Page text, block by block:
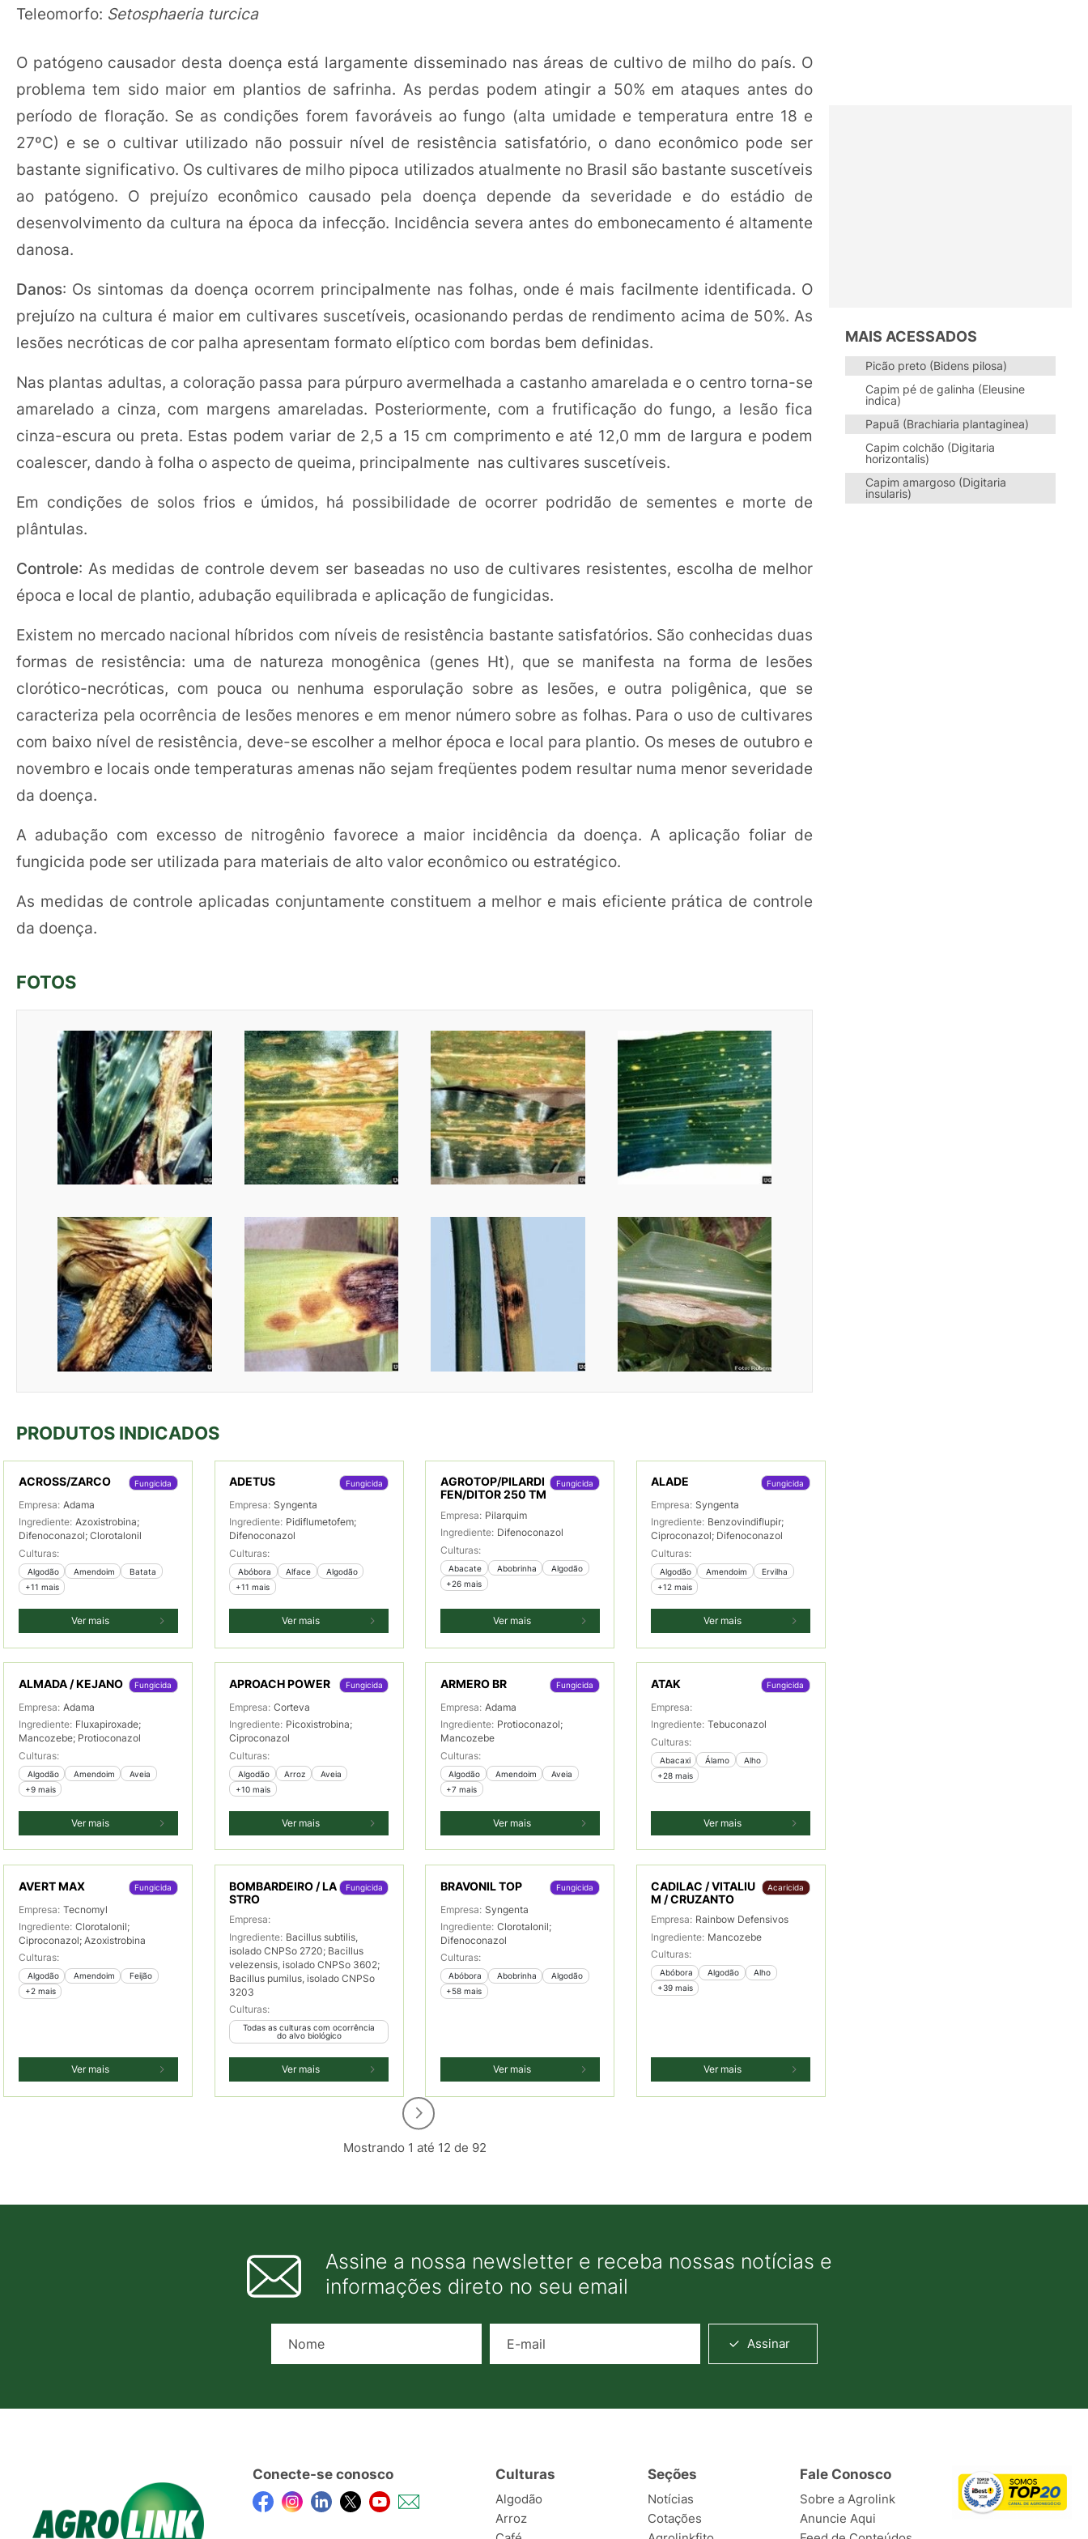
Teleomorfo: Setosphaeria turcica
O patógeno causador desta doença está largamente disseminado nas áreas de cultivo de milho do país. O
problema tem sido maior em plantios de safrinha. As perdas podem atingir a 50% em ataques antes do
período de floração. Se as condições forem favoráveis ao fungo (alta umidade e temperatura entre 18 e
27ºC) e se o cultivar utilizado não possuir nível de resistência satisfatório, o dano econômico pode ser
bastante significativo. Os cultivares de milho pipoca utilizados atualmente no Brasil são bastante suscetíveis
ao patógeno. O prejuízo econômico causado pela doença depende da severidade e do estádio de
desenvolvimento da cultura na época da infecção. Incidência severa antes do embonecamento é altamente
danosa.
Danos: Os sintomas da doença ocorrem principalmente nas folhas, onde é mais facilmente identificada. O
prejuízo na cultura é maior em cultivares suscetíveis, ocasionando perdas de rendimento acima de 50%. As
lesões necróticas de cor palha apresentam formato elíptico com bordas bem definidas.
Nas plantas adultas, a coloração passa para púrpuro avermelhada a castanho amarelada e o centro torna-se
amarelado a cinza, com margens amareladas. Posteriormente, com a frutificação do fungo, a lesão fica
cinza-escura ou preta. Estas podem variar de 2,5 a 15 cm comprimento e até 12,0 mm de largura e podem
coalescer, dando à folha o aspecto de queima, principalmente nas cultivares suscetíveis.
Em condições de solos frios e úmidos, há possibilidade de ocorrer podridão de sementes e morte de
plântulas.
Controle: As medidas de controle devem ser baseadas no uso de cultivares resistentes, escolha de melhor
época e local de plantio, adubação equilibrada e aplicação de fungicidas.
Existem no mercado nacional híbridos com níveis de resistência bastante satisfatórios. São conhecidas duas
formas de resistência: uma de natureza monogênica (genes Ht), que se manifesta na forma de lesões
clorótico-necróticas, com pouca ou nenhuma esporulação sobre as lesões, e outra poligênica, que se
caracteriza pela ocorrência de lesões menores e em menor número sobre as folhas. Para o uso de cultivares
com baixo nível de resistência, deve-se escolher a melhor época e local para plantio. Os meses de outubro e
novembro e locais onde temperaturas amenas não sejam freqüentes podem resultar numa menor severidade
da doença.
A adubação com excesso de nitrogênio favorece a maior incidência da doença. A aplicação foliar de
fungicida pode ser utilizada para materiais de alto valor econômico ou estratégico.
As medidas de controle aplicadas conjuntamente constituem a melhor e mais eficiente prática de controle
da doença.
FOTOS
PRODUTOS INDICADOS
ACROSS/ZARCO Fungicida
Empresa: Adama
Ingrediente: Azoxistrobina;
Difenoconazol; Clorotalonil
Culturas:
Algodão Amendoim
Batata
+11 mais
Ver mais
ADETUS Fungicida
Empresa: Syngenta
Ingrediente: Pidiflumetofem;
Difenoconazol
Culturas:
Abóbora Alface
Algodão
+11 mais
Ver mais
AGROTOP/PILARDI
FEN/DITOR 250 TM
Fungicida
Empresa: Pilarquim
Ingrediente: Difenoconazol
Culturas:
Abacate Abobrinha
Algodão
+26 mais
Ver mais
ALADE Fungicida
Empresa: Syngenta
Ingrediente: Benzovindiflupir;
Ciproconazol; Difenoconazol
Culturas:
Algodão Amendoim
Ervilha
+12 mais
Ver mais
ALMADA / KEJANO Fungicida
Empresa: Adama
Ingrediente: Fluxapiroxade;
Mancozebe; Protioconazol
Culturas:
Algodão Amendoim
Aveia
+9 mais
Ver mais
APROACH POWER Fungicida
Empresa: Corteva
Ingrediente: Picoxistrobina;
Ciproconazol
Culturas:
Algodão Arroz
Aveia
+10 mais
Ver mais
ARMERO BR Fungicida
Empresa: Adama
Ingrediente: Protioconazol;
Mancozebe
Culturas:
Algodão Amendoim
Aveia
+7 mais
Ver mais
ATAK Fungicida
Empresa:
Ingrediente: Tebuconazol
Culturas:
Abacaxi Álamo
Alho
+28 mais
Ver mais
AVERT MAX Fungicida
Empresa: Tecnomyl
Ingrediente: Clorotalonil;
Ciproconazol; Azoxistrobina
Culturas:
Algodão Amendoim
Feijão
+2 mais
Ver mais
BOMBARDEIRO / LA
STRO
Fungicida
Empresa:
Ingrediente: Bacillus subtilis,
isolado CNPSo 2720; Bacillus
velezensis, isolado CNPSo 3602;
Bacillus pumilus, isolado CNPSo
3203
Culturas:
Todas as culturas com ocorrência
do alvo biológico
Ver mais
BRAVONIL TOP Fungicida
Empresa: Syngenta
Ingrediente: Clorotalonil;
Difenoconazol
Culturas:
Abóbora Abobrinha
Algodão
+58 mais
Ver mais
CADILAC / VITALIU
M / CRUZANTO
Acaricida
Empresa: Rainbow Defensivos
Ingrediente: Mancozebe
Culturas:
Abóbora Algodão
Alho
+39 mais
Ver mais
Mostrando 1 até 12 de 92
MAIS ACESSADOS
Picão preto (Bidens pilosa)
Capim pé de galinha (Eleusine
indica)
Papuã (Brachiaria plantaginea)
Capim colchão (Digitaria
horizontalis)
Capim amargoso (Digitaria
insularis)
Assine a nossa newsletter e receba nossas notícias e
informações direto no seu email
Assinar
Conecte-se conosco Culturas
Algodão
Arroz
Seções
Notícias
Cotações
Fale Conosco
Sobre a Agrolink
Anuncie Aqui